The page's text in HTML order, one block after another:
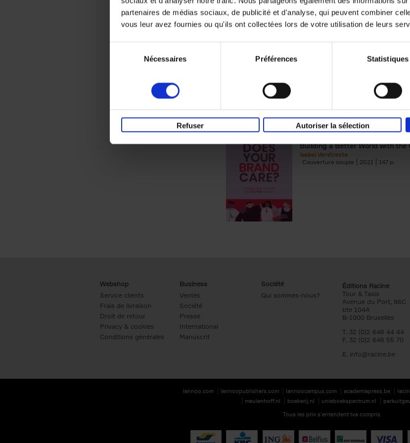
partenaires de médias sociaux, de publicité et d'analyse, qui peuvent combiner
vous leur avez fournies ou qu'ils ont collectées lors de votre utilisation de leurs
Nécessaires Préférences Statistiques
Refuser Autoriser la sélection
Building Bonds =
Does Your Brand Care?
Building a Better World with the
Isabel Verstraete
Couverture souple
2021 147
Webshop
Service clients
Frais de livraison
Droit de retour
Privacy & cookies
Conditions générales
Business
Ventes
Société
Presse
International
Manuscrit
Société
Qui sommes-nous?
Éditions Racine
Tour & Taxis
Avenue du Port, 86C
bte 104A
B-1000 Bruxelles
T. 32 (0)2 646 44 44
F. 32 (0)2 646 55 70
E. info@racine.be
lannoo.com lannoopublishers.com lannoocampus.com academiapress.be
meulenhoff.nl
boekerij.nl unieboekspectrum.nl
Tous les prix s’entendent tva compris.